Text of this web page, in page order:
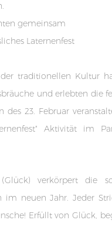
gemeinsam
Laternenfest
traditionellen Kultur
und erlebten die
des 23. Februar
Aktivität im
verkörpert die
im neuen Jahr. Jeder
Erfüllt von Glück,